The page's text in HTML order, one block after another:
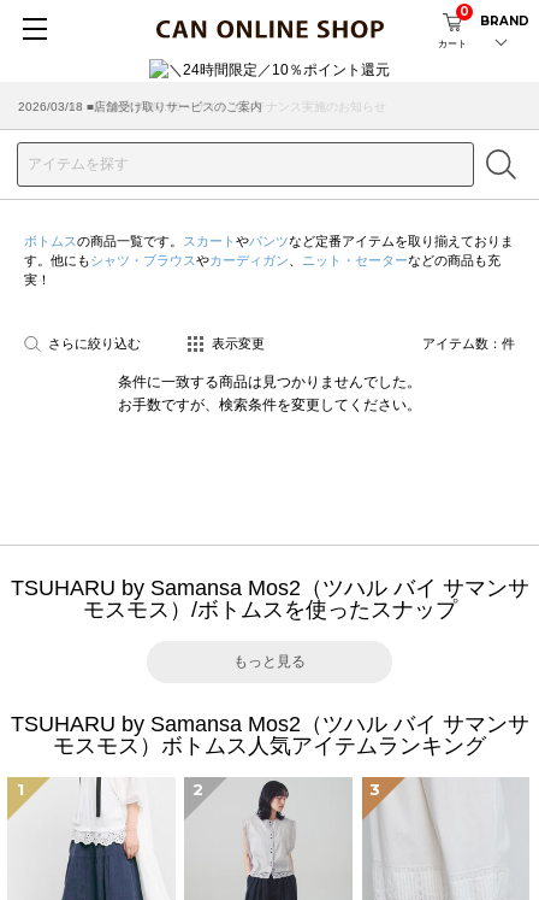
カート
0
BRAND
2026/08/04 ■8/13(木)AM2:00～サイトメンテナンス実施のお知らせ
2026/03/18 ■店舗受け取りサービスのご案内
ボトムスの商品一覧です。 スカート やパンツなど定番アイテムを取り揃えておりま
す。他にもシャツ・ブラウスやカーディガン ニット・セーターなどの商品も充
実！
さらに絞り込む 表示変更 アイテム数： 件
条件に一致する商品は見つかりませんでした。
お手数ですが、検索条件を変更してください。
TSUHARU by Samansa Mos2（ツハル バイ サマンサ
モスモス）/ボトムスを使ったスナップ
もっと見る
TSUHARU by Samansa Mos2（ツハル バイ サマンサ
モスモス）ボトムス人気アイテムランキング
1 2 3